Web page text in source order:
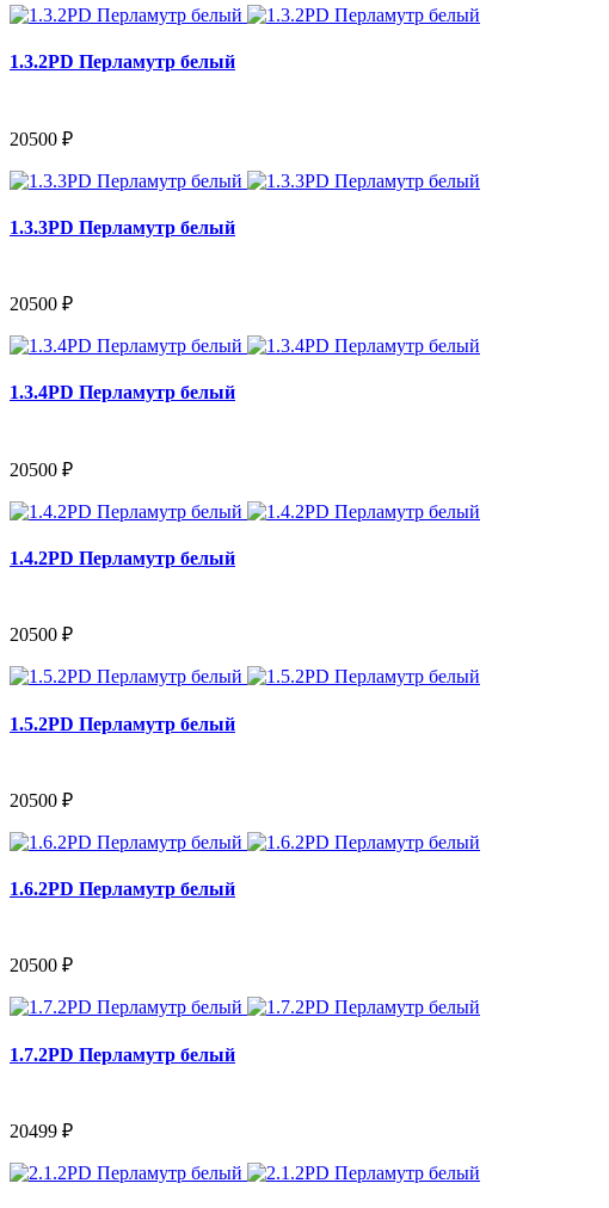
1.3.2PD Перламутр белый
20500 ₽
1.3.3PD Перламутр белый
20500 ₽
1.3.4PD Перламутр белый
20500 ₽
1.4.2PD Перламутр белый
20500 ₽
1.5.2PD Перламутр белый
20500 ₽
1.6.2PD Перламутр белый
20500 ₽
1.7.2PD Перламутр белый
20499 ₽